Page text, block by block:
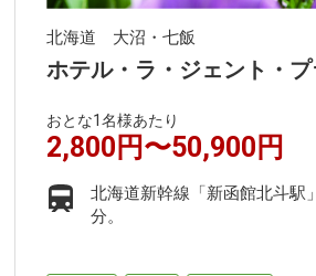
北海道 大沼・七飯
ホテル・ラ・ジェント・
おとな1名様あたり
2,800円〜50,900円
北海道新幹線「新函館北斗駅
分。